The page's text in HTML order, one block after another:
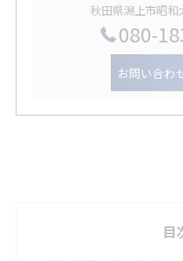
秋田県潟上市昭和
080-
お問い合わ
目